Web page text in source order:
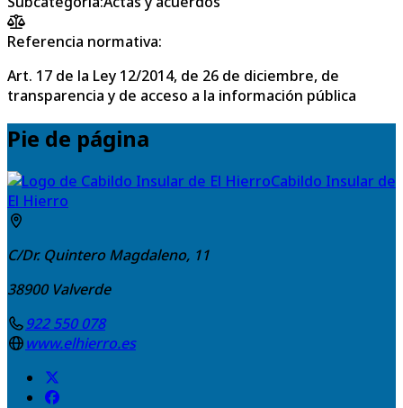
Referencia normativa:
Art. 17 de la Ley 12/2014, de 26 de diciembre, de
transparencia y de acceso a la información pública
Pie de página
Cabildo Insular de
El Hierro
C/Dr. Quintero Magdaleno, 11
38900 Valverde
922 550 078
www.elhierro.es